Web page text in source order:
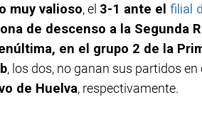
muy valioso, el 3-1 ante el filial
de descenso a la Segunda
en el grupo 2 de la
, los dos, no ganan sus partidos en
de Huelva, respectivamente.